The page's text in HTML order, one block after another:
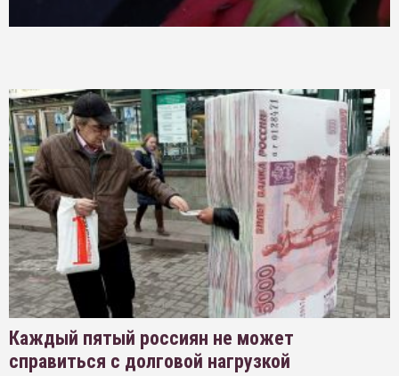
Каждый пятый россиян не может
справиться с долговой нагрузкой